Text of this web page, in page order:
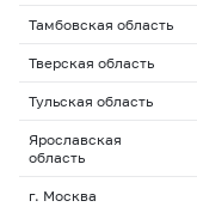
Тамбовская область
Тверская область
Тульская область
Ярославская
область
г. Москва